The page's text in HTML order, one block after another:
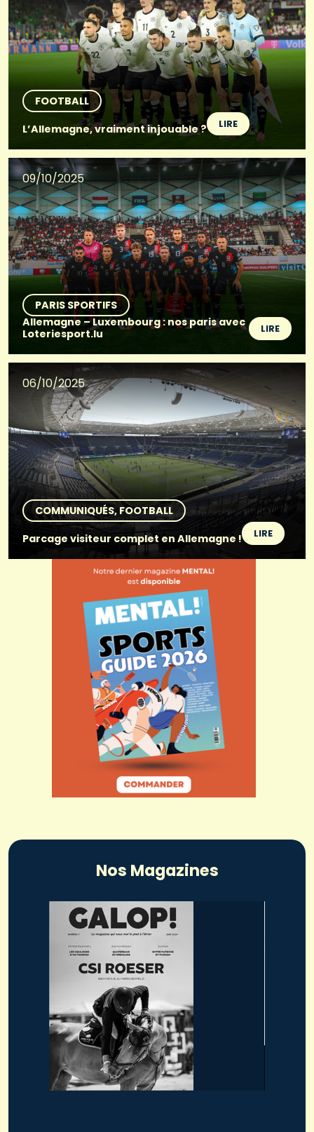
FOOTBALL
L’Allemagne, vraiment injouable ?
LIRE
09/10/2025
PARIS SPORTIFS
Allemagne – Luxembourg : nos paris avec
Loteriesport.lu
LIRE
06/10/2025
COMMUNIQUÉS FOOTBALL
Parcage visiteur complet en Allemagne !
LIRE
Nos Magazines